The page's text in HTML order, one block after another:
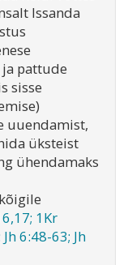
Issanda
pattude
sisse
uuendamist,
üksteist
ühendamaks
1Kr
6:48-63; Jh